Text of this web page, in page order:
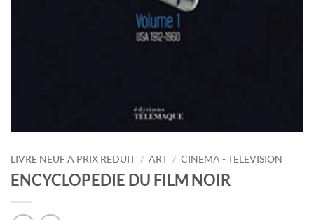
LIVRE NEUF A PRIX REDUIT / ART / CINEMA - TELEVISION
ENCYCLOPEDIE DU FILM NOIR